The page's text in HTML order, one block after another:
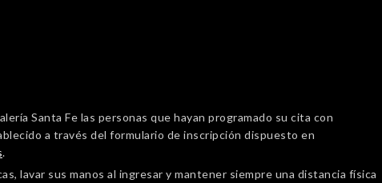
Santa Fe las personas que hayan programado su cita con
a través del formulario de inscripción dispuesto en
.
lavar sus manos al ingresar y mantener siempre una distancia física